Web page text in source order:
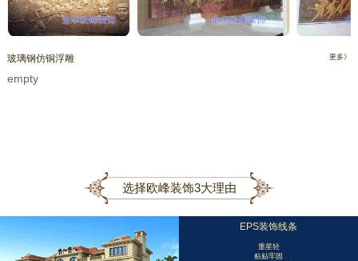
玻璃钢仿铜浮雕 更多》
empty
选择欧峰装饰3大理由
EPS装饰线条
重星轻
粘贴牢固